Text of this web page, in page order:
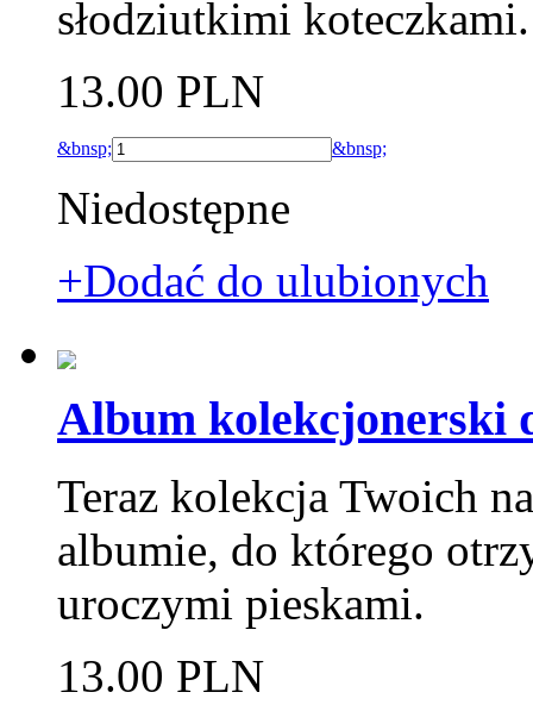
słodziutkimi koteczkami.
13.00 PLN
&bnsp; &bnsp;
Niedostępne
+Dodać do ulubionych
Album kolekcjonerski
Teraz kolekcja Twoich
albumie, do którego
uroczymi pieskami.
13.00 PLN